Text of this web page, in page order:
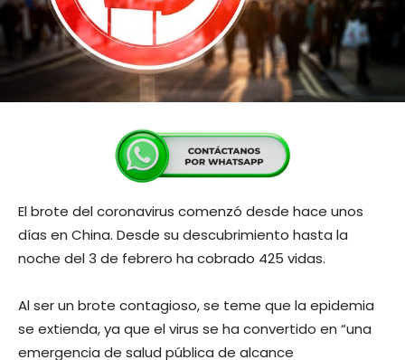
El brote del coronavirus comenzó desde hace unos
días en China. Desde su descubrimiento hasta la
noche del 3 de febrero ha cobrado 425 vidas.
Al ser un brote contagioso, se teme que la epidemia
se extienda, ya que el virus se ha convertido en “una
emergencia de salud pública de alcance